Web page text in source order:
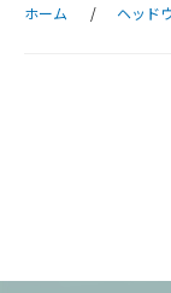
ホーム ヘッド